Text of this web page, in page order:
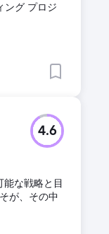
ング プロジ
4.6
な戦略と目
が、その中